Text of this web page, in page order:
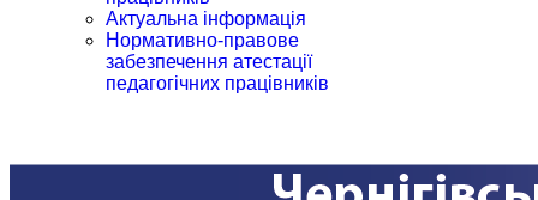
Актуальна інформація
Нормативно-правове
забезпечення атестації
педагогічних працівників